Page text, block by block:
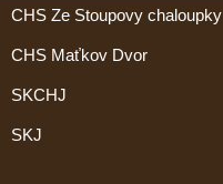
CHS Ze Stoupovy chaloupky
CHS Maťkov Dvor
SKCHJ
SKJ